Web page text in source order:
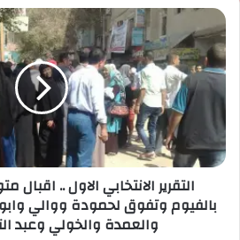
رئيس الوزراء يقرر ضم مايا
الاجتماعي إلى عضوية المجموعة
الأعمال
التقرير الانتخابي الاول .. اقبال
بالفيوم وتفوق لحمودة ووالي
والعمدة والخولي وعبد